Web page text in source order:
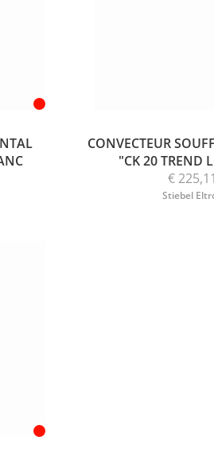
CONVECTEUR
"CK 20 TREND
€ 225,11
Stiebel